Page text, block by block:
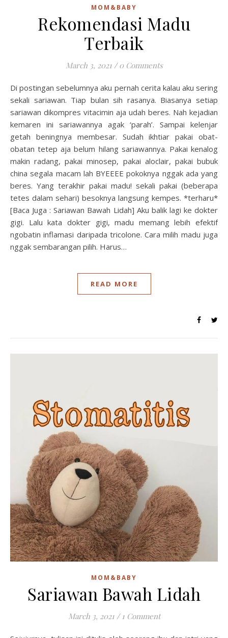
MOM&BABY
Rekomendasi Madu
Terbaik
March 3, 2021 / 0 Comments
Di postingan sebelumnya aku pernah cerita kalau aku sering
sekali sariawan. Tiap bulan sih rasanya. Biasanya setiap
sariawan dikompres vitacimin aja udah beres. Nah kejadian
kemaren ini sariawannya agak ‘parah’. Sampai kelenjar
getah beningnya membesar. Sudah ikhtiar pakai obat-
obatan tetep aja belum hilang sariawannya. Pakai kenalog
makin radang, pakai minosep, pakai aloclair, pakai bubuk
china segala macam lah BYEEEE pokoknya nggak ada yang
beres. Yang terakhir pakai madu! sekali pakai (beberapa
tetes dalam sehari) besoknya langsung kempes. *terharu*
[Baca Juga : Sariawan Bawah Lidah] Aku balik lagi ke dokter
gigi. Lalu kata dokter gigi, madu memang lebih efektif
ngobatin inflamasi daripada tricolone. Cara milih madu juga
nggak sembarangan pilih. Harus…
READ MORE
MOM&BABY
Sariawan Bawah Lidah
March 3, 2021 / 1 Comment